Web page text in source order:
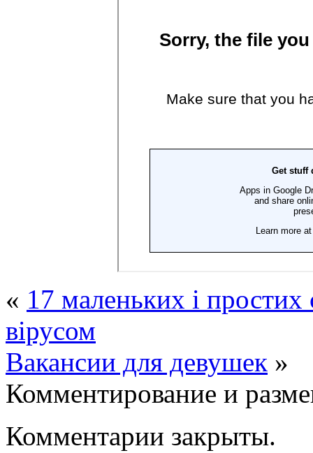
« 17 маленьких і простих
вірусом
Вакансии для девушек »
Комментирование и
Комментарии закрыты.